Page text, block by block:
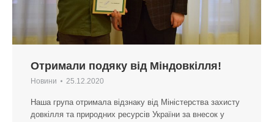
Отримали подяку від Міндовкілля!
Новини 25.12.2020
Наша група отримала відзнаку від Міністерства захисту
довкілля та природних ресурсів України за внесок у